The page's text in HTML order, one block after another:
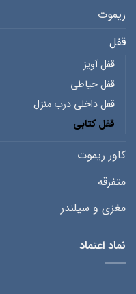
ریموت
قفل
قفل آویز
قفل حیاطی
قفل داخلی درب منزل
قفل کتابی
کاور ریموت
متفرقه
مغزی و سیلندر
نماد اعتماد